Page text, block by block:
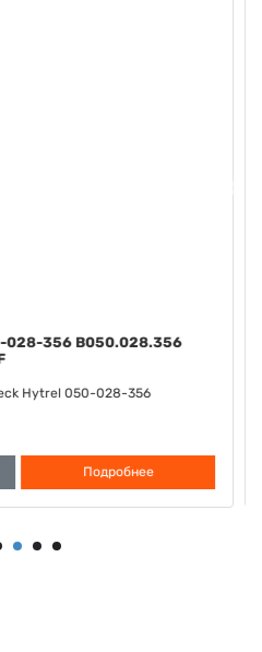
B722-040-354
S20
Sandpiper Santoprene 722-
Подробнее